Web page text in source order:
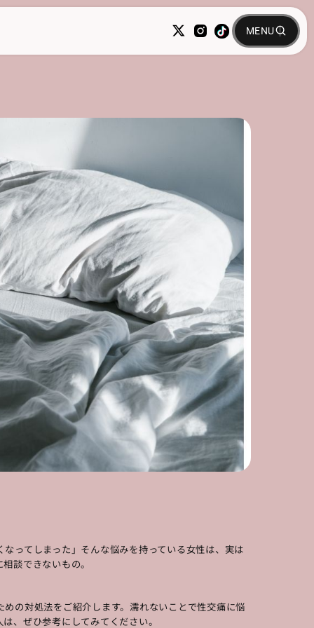
ってしまった」そんな悩みを持っている女性は、実は
談できないもの。
の対処法をご紹介します。濡れないことで性交痛に悩
、ぜひ参考にしてみてください。